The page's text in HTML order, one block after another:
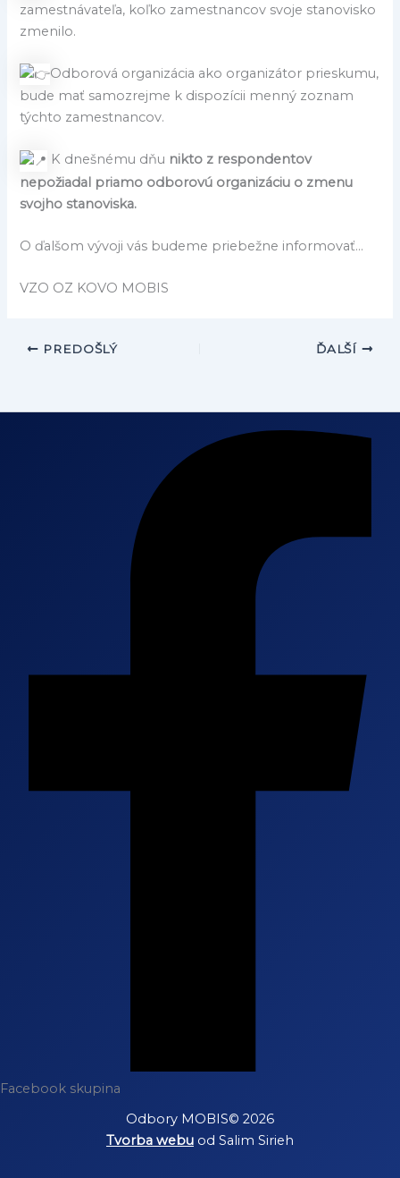
zamestnávateľa, koľko zamestnancov svoje stanovisko
zmenilo.
Odborová organizácia ako organizátor prieskumu,
bude mať samozrejme k dispozícii menný zoznam
týchto zamestnancov.
K dnešnému dňu nikto z respondentov
nepožiadal priamo odborovú organizáciu o zmenu
svojho stanoviska.
O ďalšom vývoji vás budeme priebežne informovať…
VZO OZ KOVO MOBIS
PREDOŠLÝ ĎALŠÍ
Facebook skupina
Odbory MOBIS© 2026
Tvorba webu od Salim Sirieh